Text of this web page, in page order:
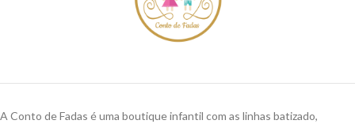
A Conto de Fadas é uma boutique infantil com as linhas batizado,